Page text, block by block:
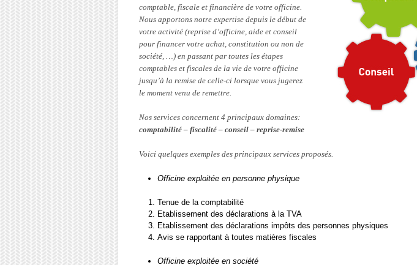
comptable, fiscale et financière de votre officine.
Nous apportons notre expertise depuis le début de
votre activité (reprise d’officine, aide et conseil
pour financer votre achat, constitution ou non de
société, …) en passant par toutes les étapes
comptables et fiscales de la vie de votre officine
jusqu’à la remise de celle-ci lorsque vous jugerez
le moment venu de remettre.
Nos services concernent 4 principaux domaines:
comptabilité – fiscalité – conseil – reprise-remise
Voici quelques exemples des principaux services proposés.
Officine exploitée en personne physique
Tenue de la comptabilité
Etablissement des déclarations à la TVA
Etablissement des déclarations impôts des personnes physiques
Avis se rapportant à toutes matières fiscales
Officine exploitée en société